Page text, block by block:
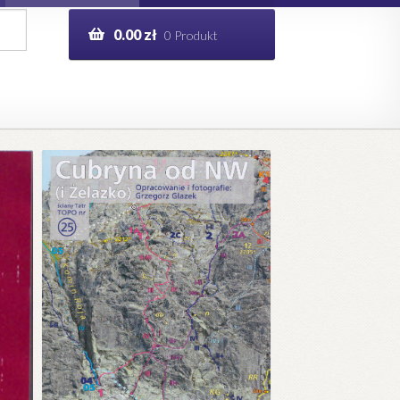
0.00zł 0 Produkt
Help in English